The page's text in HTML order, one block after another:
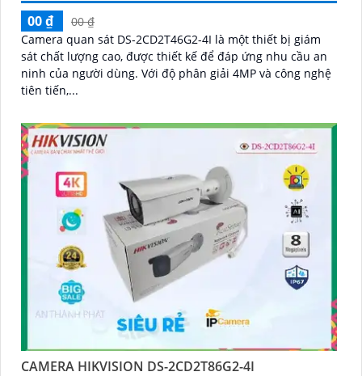
00 ₫
00 ₫
Camera quan sát DS-2CD2T46G2-4I là một thiết bị giám
sát chất lượng cao, được thiết kế để đáp ứng nhu cầu an
ninh của người dùng. Với độ phân giải 4MP và công nghệ
tiên tiến,...
CAMERA HIKVISION DS-2CD2T86G2-4I